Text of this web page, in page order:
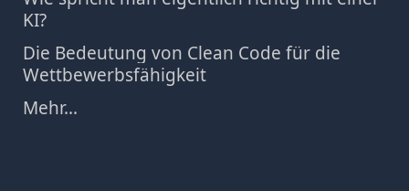
KI?
Die Bedeutung von Clean Code für die
Wettbewerbsfähigkeit
Mehr...